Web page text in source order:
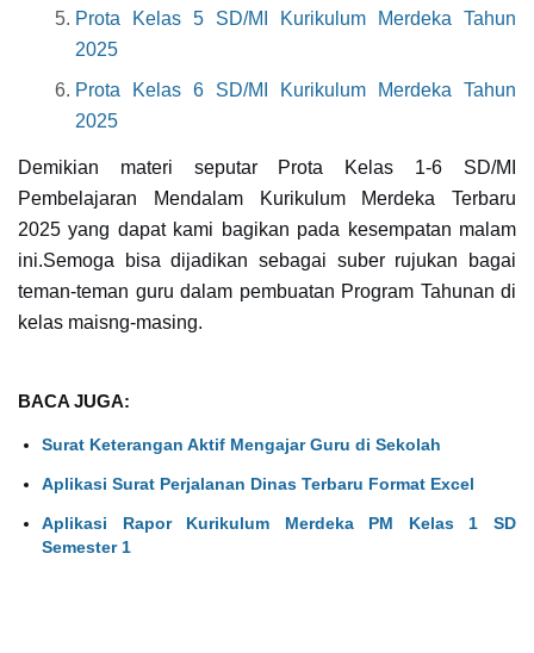
Prota Kelas 5 SD/MI Kurikulum Merdeka Tahun
2025
Prota Kelas 6 SD/MI Kurikulum Merdeka Tahun
2025
Demikian materi seputar Prota Kelas 1-6 SD/MI
Pembelajaran Mendalam Kurikulum Merdeka Terbaru
2025 yang dapat kami bagikan pada kesempatan malam
ini.Semoga bisa dijadikan sebagai suber rujukan bagai
teman-teman guru dalam pembuatan Program Tahunan di
kelas maisng-masing.
BACA JUGA:
Surat Keterangan Aktif Mengajar Guru di Sekolah
Aplikasi Surat Perjalanan Dinas Terbaru Format Excel
Aplikasi Rapor Kurikulum Merdeka PM Kelas 1 SD
Semester 1